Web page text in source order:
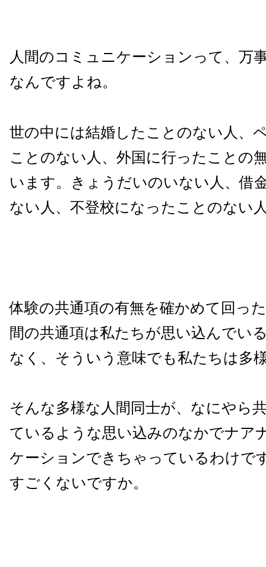
人間のコミュニケーションって、万
なんですよね。
世の中には結婚したことのない人、
ことのない人、外国に行ったことの
います。きょうだいのいない人、借
ない人、不登校になったことのない
体験の共通項の有無を確かめて回っ
間の共通項は私たちが思い込んでい
なく、そういう意味でも私たちは多
そんな多様な人間同士が、なにやら
ているような思い込みのなかでナア
ケーションできちゃっているわけで
すごくないですか。